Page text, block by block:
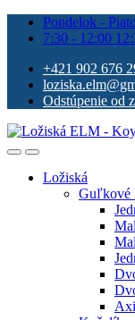
Pondelok -
7:30 - 12:00
+421 902 676
Odstúpenie od
Ložiská
Guľkové